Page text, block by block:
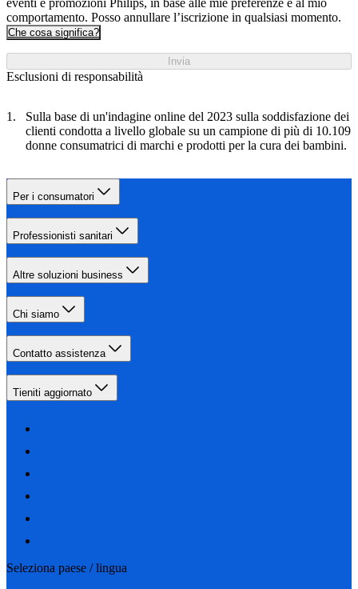
eventi e promozioni Philips, in base alle mie preferenze e al mio
comportamento. Posso annullare l’iscrizione in qualsiasi momento.
Che cosa significa?
Invia
Esclusioni di responsabilità
Sulla base di un'indagine online del 2023 sulla soddisfazione dei
clienti condotta a livello globale su un campione di più di 10.109
donne consumatrici di marchi e prodotti per la cura dei bambini.
Per i consumatori
Professionisti sanitari
Altre soluzioni business
Chi siamo
Contatto assistenza
Tieniti aggiornato
Seleziona paese / lingua